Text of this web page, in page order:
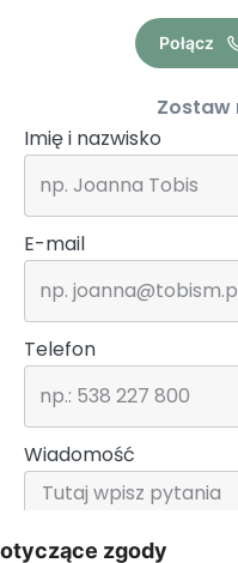
zgody
Połącz
Zostaw
Imię i nazwisko
E-mail
Telefon
Wiadomość